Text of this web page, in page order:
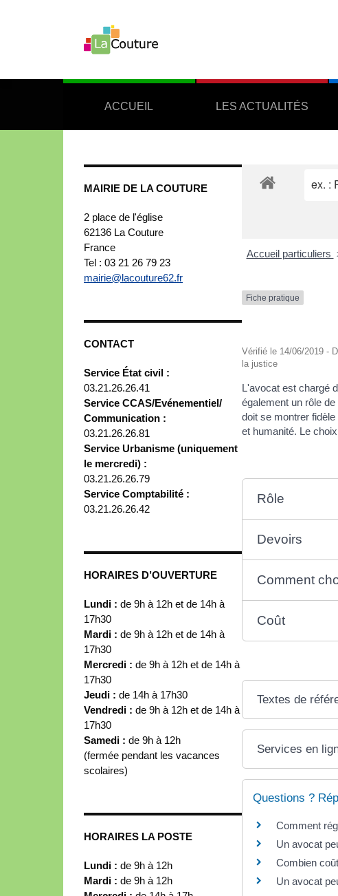
ACCUEIL LES ACTUALITÉS
MAIRIE DE LA COUTURE
2 place de l'église
62136 La Couture
France
Tel : 03 21 26 79 23
mairie@lacouture62.fr
CONTACT
Service État civil :
03.21.26.26.41
Service CCAS/Evénementiel/
Communication :
03.21.26.26.81
Service Urbanisme (uniquement
le mercredi) :
03.21.26.26.79
Service Comptabilité :
03.21.26.26.42
HORAIRES D’OUVERTURE
Lundi : de 9h à 12h et de 14h à
17h30
Mardi : de 9h à 12h et de 14h à
17h30
Mercredi : de 9h à 12h et de 14h à
17h30
Jeudi : de 14h à 17h30
Vendredi : de 9h à 12h et de 14h à
17h30
Samedi : de 9h à 12h
(fermée pendant les vacances
scolaires)
HORAIRES LA POSTE
Lundi : de 9h à 12h
Mardi : de 9h à 12h
Accueil particuliers
Fiche pratique
Vérifié le 14/06/2019 -
la justice
L'avocat est chargé
également un rôle
doit se montrer
et humanité. Le
Rôle
Devoirs
Comment
Coût
Textes de
Services en
Questions ?
Comment
Un avocat
Combien
Un avocat